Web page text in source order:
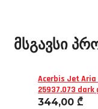
მსგავსი
Acerbis Jet
25937.073 dark
344,00 ₾